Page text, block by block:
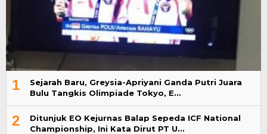
1
Sejarah Baru, Greysia-Apriyani Ganda Putri Juara
Bulu Tangkis Olimpiade Tokyo, E…
2
Ditunjuk EO Kejurnas Balap Sepeda ICF National
Championship, Ini Kata Dirut PT U…